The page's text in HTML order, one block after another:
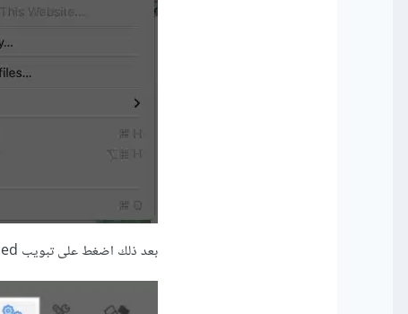
بعد ذلك اضغط على تبويب Advanced ثم قم بتفعيل خيار Show Features for Web Developers